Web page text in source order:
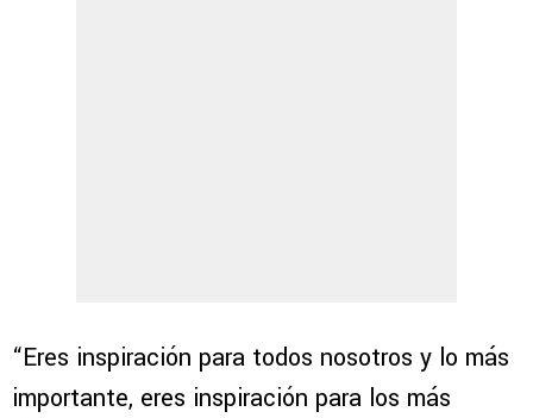
“Eres inspiración para todos nosotros y lo más
importante, eres inspiración para los más